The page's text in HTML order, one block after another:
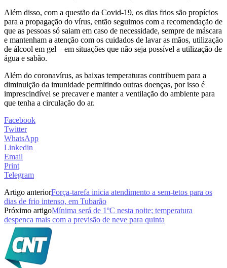
Além disso, com a questão da Covid-19, os dias frios são propícios
para a propagação do vírus, então seguimos com a recomendação de
que as pessoas só saiam em caso de necessidade, sempre de máscara
e mantenham a atenção com os cuidados de lavar as mãos, utilização
de álcool em gel – em situações que não seja possível a utilização de
água e sabão.
Além do coronavírus, as baixas temperaturas contribuem para a
diminuição da imunidade permitindo outras doenças, por isso é
imprescindível se precaver e manter a ventilação do ambiente para
que tenha a circulação do ar.
Facebook
Twitter
WhatsApp
Linkedin
Email
Print
Telegram
Artigo anteriorForça-tarefa inicia atendimento a sem-tetos para os
dias de frio intenso, em Tubarão
Próximo artigoMínima será de 1ºC nesta noite; temperatura
despenca mais com a previsão de neve para quinta